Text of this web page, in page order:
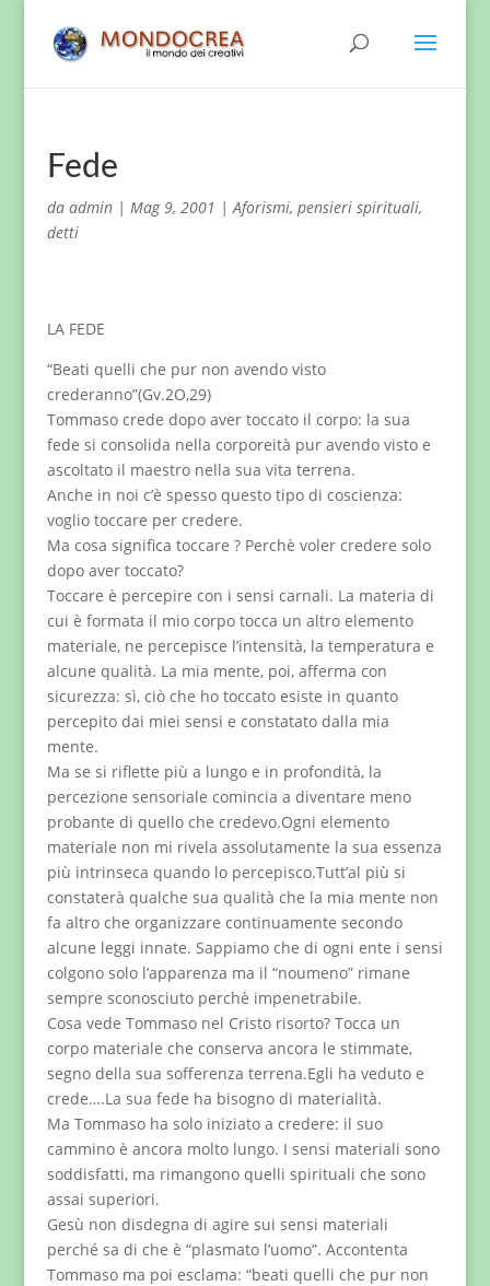
Fede
da admin| Mag 9, 2001 |Aforismi, pensieri spirituali,
detti
LA FEDE
“Beati quelli che pur non avendo visto
crederanno”(Gv.2O,29)
Tommaso crede dopo aver toccato il corpo: la sua
fede si consolida nella corporeità pur avendo visto e
ascoltato il maestro nella sua vita terrena.
Anche in noi c’è spesso questo tipo di coscienza:
voglio toccare per credere.
Ma cosa significa toccare ? Perchè voler credere solo
dopo aver toccato?
Toccare è percepire con i sensi carnali. La materia di
cui è formata il mio corpo tocca un altro elemento
materiale, ne percepisce l’intensità, la temperatura e
alcune qualità. La mia mente, poi, afferma con
sicurezza: sì, ciò che ho toccato esiste in quanto
percepito dai miei sensi e constatato dalla mia
mente.
Ma se si riflette più a lungo e in profondità, la
percezione sensoriale comincia a diventare meno
probante di quello che credevo.Ogni elemento
materiale non mi rivela assolutamente la sua essenza
più intrinseca quando lo percepisco.Tutt’al più si
constaterà qualche sua qualità che la mia mente non
fa altro che organizzare continuamente secondo
alcune leggi innate. Sappiamo che di ogni ente i sensi
colgono solo l’apparenza ma il “noumeno” rimane
sempre sconosciuto perchè impenetrabile.
Cosa vede Tommaso nel Cristo risorto? Tocca un
corpo materiale che conserva ancora le stimmate,
segno della sua sofferenza terrena.Egli ha veduto e
crede….La sua fede ha bisogno di materialità.
Ma Tommaso ha solo iniziato a credere: il suo
cammino è ancora molto lungo. I sensi materiali sono
soddisfatti, ma rimangono quelli spirituali che sono
assai superiori.
Gesù non disdegna di agire sui sensi materiali
perché sa di che è “plasmato l’uomo”. Accontenta
Tommaso ma poi esclama: “beati quelli che pur non